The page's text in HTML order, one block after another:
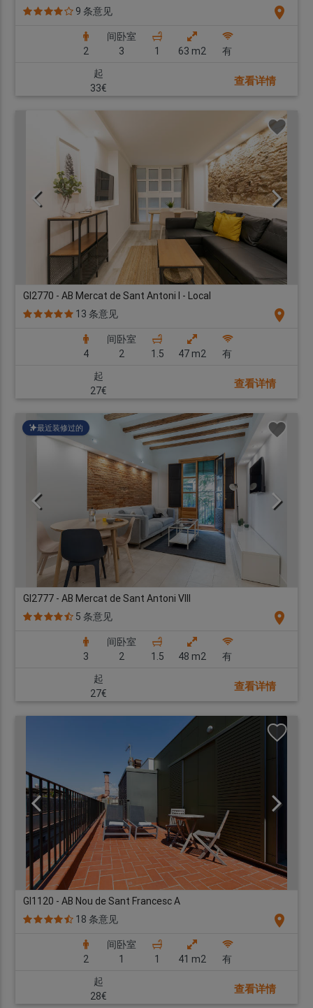
9 条意见 location_on
2
间卧室
3
1 63 m2
有
起
33€
查看详情
GI2770 - AB Mercat de Sant Antoni I - Local
13 条意见
location_on
4
间卧室
2
1.5 47 m2
有
起
27€
查看详情
最近装修过的
GI2777 - AB Mercat de Sant Antoni VIII
5 条意见
location_on
3
间卧室
2
1.5 48 m2
有
起
27€
查看详情
GI1120 - AB Nou de Sant Francesc A
18 条意见
location_on
2
间卧室
1
1 41 m2
有
起
28€
查看详情